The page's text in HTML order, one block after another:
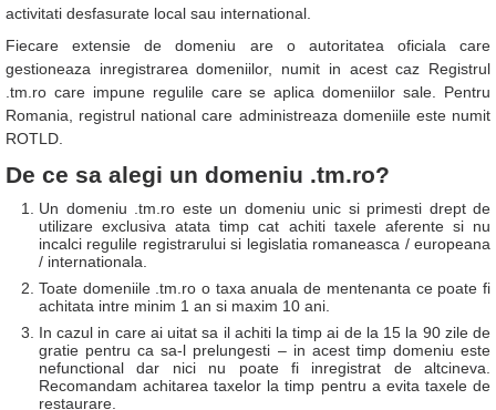
activitati desfasurate local sau international.
Fiecare extensie de domeniu are o autoritatea oficiala care
gestioneaza inregistrarea domeniilor, numit in acest caz Registrul
.tm.ro care impune regulile care se aplica domeniilor sale. Pentru
Romania, registrul national care administreaza domeniile este numit
ROTLD.
De ce sa alegi un domeniu .tm.ro?
Un domeniu .tm.ro este un domeniu unic si primesti drept de
utilizare exclusiva atata timp cat achiti taxele aferente si nu
incalci regulile registrarului si legislatia romaneasca / europeana
/ internationala.
Toate domeniile .tm.ro o taxa anuala de mentenanta ce poate fi
achitata intre minim 1 an si maxim 10 ani.
In cazul in care ai uitat sa il achiti la timp ai de la 15 la 90 zile de
gratie pentru ca sa-l prelungesti – in acest timp domeniu este
nefunctional dar nici nu poate fi inregistrat de altcineva.
Recomandam achitarea taxelor la timp pentru a evita taxele de
restaurare.